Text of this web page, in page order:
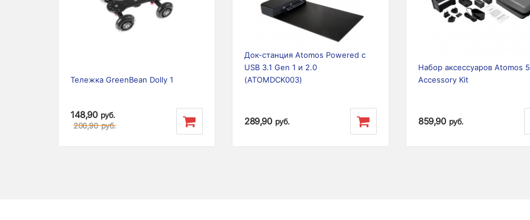
Previous
Тележка GreenBean Dolly 1
148,90 руб.
206,90 руб.
Previous
Док-станция Atomos Powered с
USB 3.1 Gen 1 и 2.0
(ATOMDCK003)
289,90 руб.
Previous
Набор аксессуаров Atomos
Accessory Kit
859,90 руб.